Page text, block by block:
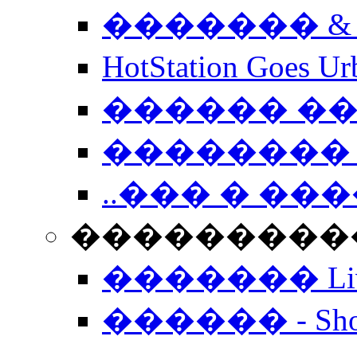
�������
HotStation
������
��������
..��� �
����������
�������
������ -